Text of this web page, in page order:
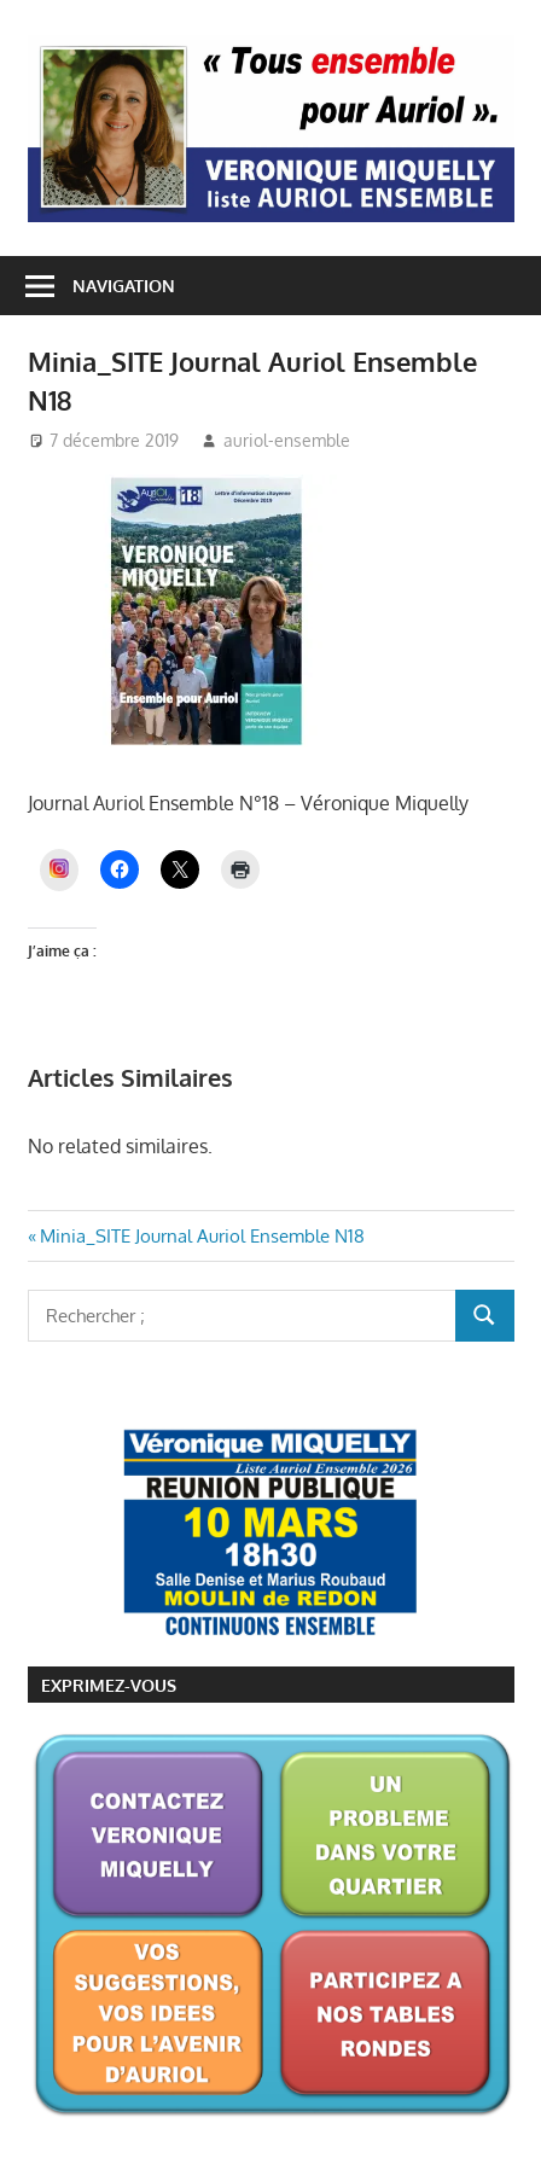
contenu
NAVIGATION
Minia_SITE Journal Auriol Ensemble
N18
7 décembre 2019 auriol-ensemble
Journal Auriol Ensemble N°18 – Véronique Miquelly
INSTAGRAM
J’aime ça :
Articles Similaires
No related similaires.
Navigation
de
l’article
Article
précédent
:
Minia_SITE Journal Auriol Ensemble N18
EXPRIMEZ-VOUS